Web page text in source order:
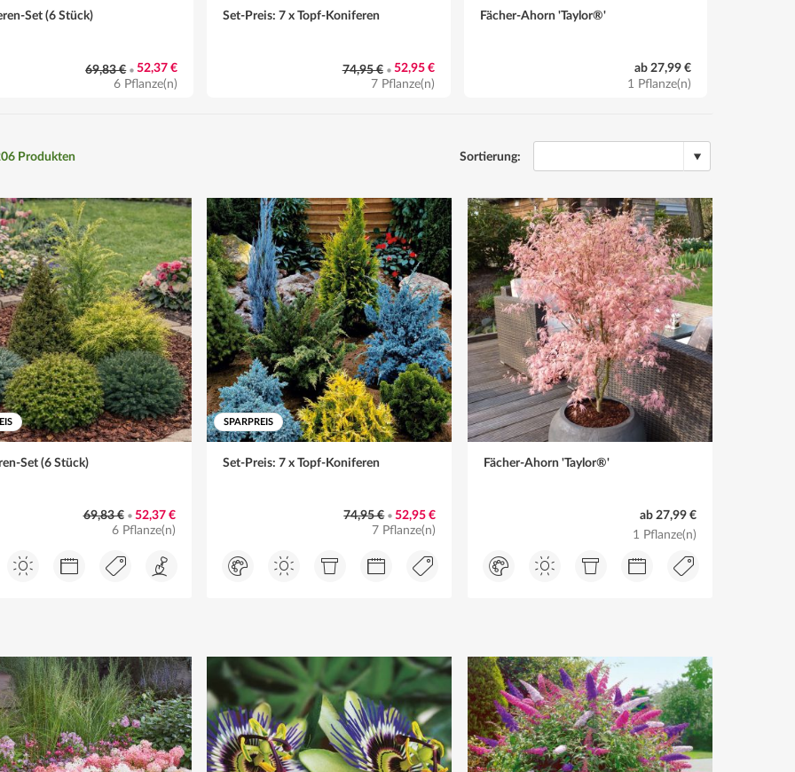
Set (6 Stück)
69,83 € • 52,37 €
6 Pflanze(n)
Set-Preis: 7 x Topf-Koniferen
74,95 € • 52,95 €
7 Pflanze(n)
Fächer-Ahorn 'Taylor®'
ab 27,99 €
1 Pflanze(n)
Produkten Sortierung:
Set (6 Stück)
69,83 € • 52,37 €
6 Pflanze(n)
SPARPREIS
Set-Preis: 7 x Topf-Koniferen
74,95 € • 52,95 €
7 Pflanze(n)
Fächer-Ahorn 'Taylor®'
ab 27,99 €
1 Pflanze(n)